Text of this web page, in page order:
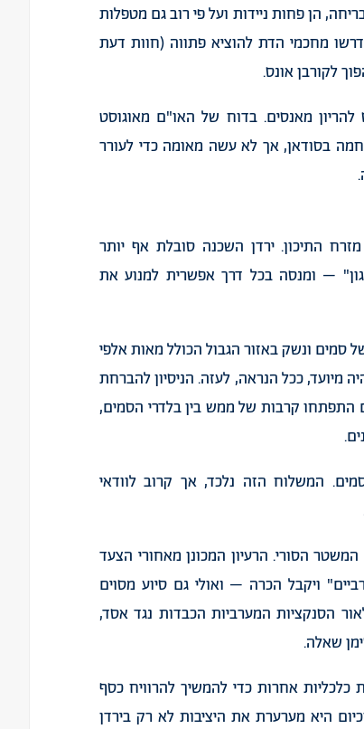
, הןפחות ניידות ועלפירובגם מטפלות
מחכמי הדת להוציא פתווה(חוות דעת
לקורבןאונס.
להריון מאנסים.בדוח של האו"ם מאוגוסט
בסודאן,אך לא עשה מאומה כדי לעורר
.
מזרח התיכון.ירדן השכנה סובלת אף יותר
" – ומנסה בכל דרך אפשרית למנוע את
סמים ונשקבאזור הגבול הכולל מאותאלפי
מיועד,ככל הנראה, לעזה. הניסיוןלהברחת
התפתחו קרבות של ממש ביןבלדרי הסמים,
.
. המשלוח הזה נלכד,אך קרוב לוודאי
המשטר הסורי. הרעיון המכונן מאחורי הצעד
" ויקבל הכרה– ואולי גם סיוע מסוים
הסנקציות המערביות הכבדות נגד אסד,
שאלה.
כלכליות אחרות כדי להמשיך להרוויח כסף
היא מערערת את היציבות לא רק בירדן